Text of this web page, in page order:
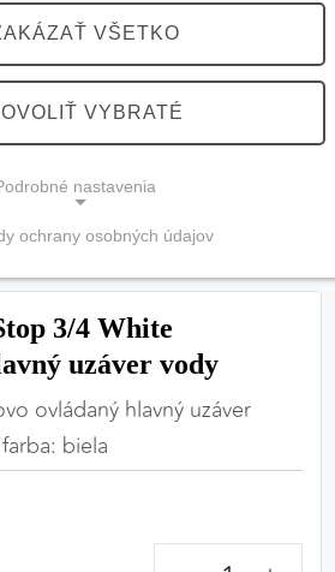
3/4 White
uzáver vody
ovládaný hlavný uzáver
biela
VŠETKO
VYBRATÉ
nastavenia
vypnúť)
na správne fungovanie
bez nich by nebolo možné
funkčnosť.
COOKIES
ochrany osobných údajov